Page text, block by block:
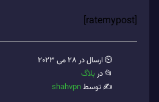
[ratemypost]
⏲ ارسال در 28 می 2023
📂 در بلاگ
✍️ توسطshahvpn